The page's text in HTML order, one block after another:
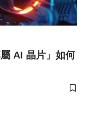
AI 晶片」如何
儲